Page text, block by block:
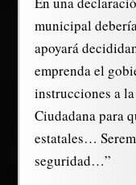
municipal
apoyará
emprenda el
instrucciones a
Ciudadana para
estatales…
seguridad…”